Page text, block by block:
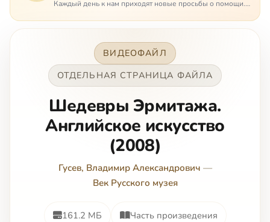
Каждый день к нам приходят новые просьбы о помощи.
она нужна была вчера: в приеме лекарств образовался
ВИДЕОФАЙЛ
ОТДЕЛЬНАЯ СТРАНИЦА ФАЙЛА
Шедевры Эрмитажа.
Английское искусство
(2008)
Гусев, Владимир Александрович —
Век Русского музея
161.2 МБ Часть произведения